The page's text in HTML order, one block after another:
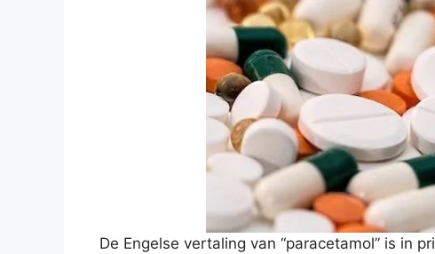
De Engelse vertaling van “paracetamol” is in